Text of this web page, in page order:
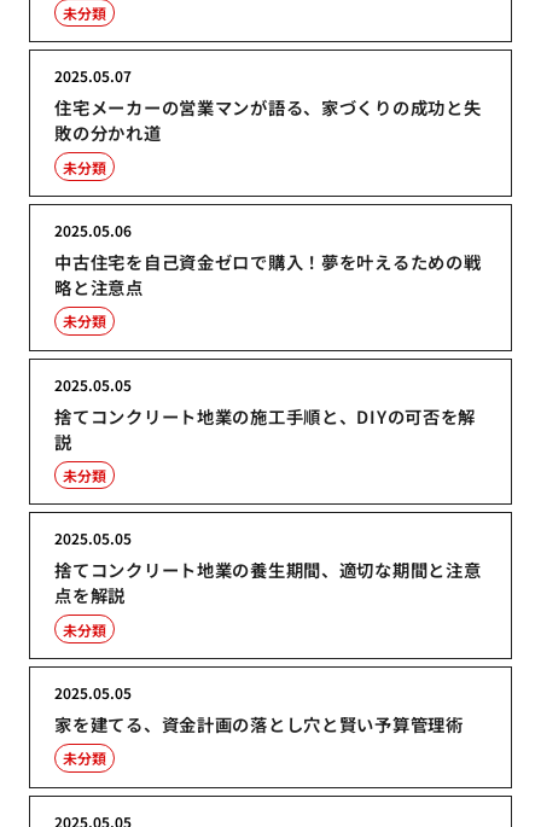
未分類
住宅メーカーの営業マンが語る、家づくりの成功と失
敗の分かれ道
2025.05.07
未分類
中古住宅を自己資金ゼロで購入！夢を叶えるための戦
略と注意点
2025.05.06
未分類
捨てコンクリート地業の施工手順と、DIYの可否を解
説
2025.05.05
未分類
捨てコンクリート地業の養生期間、適切な期間と注意
点を解説
2025.05.05
未分類
家を建てる、資金計画の落とし穴と賢い予算管理術
2025.05.05
未分類
2025.05.05